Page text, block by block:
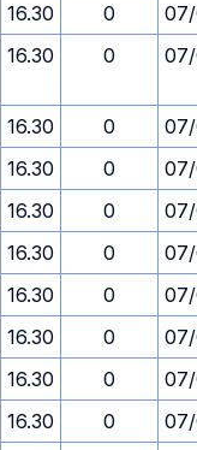
16.30 0
16.30 0
16.30 0
16.30 0
16.30 0
16.30 0
16.30 0
16.30 0
16.30 0
16.30 0